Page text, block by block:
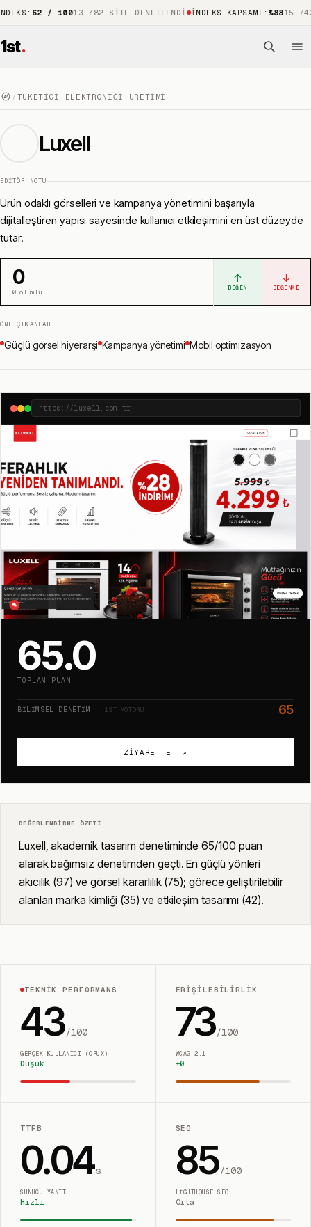
:62 / 100 13.782 SITE DENETLENDI İNDEKS KAPSAMI:%8815.743
1st.
/ TÜKETICI ELEKTRONIĞI ÜRETIMI
Luxell
EDITÖR NOTU
Ürün odaklı görselleri ve kampanya yönetimini başarıyla
dijitalleştiren yapısı sayesinde kullanıcı etkileşimini en üst düzeyde
tutar.
0
0olumlu
↑
BEĞEN
↓
BEĞENME
ÖNE ÇIKANLAR
Güçlü görsel hiyerarşi Kampanya yönetimi Mobil optimizasyon
https://luxell.com.tr
65.0
TOPLAM PUAN
BILIMSEL DENETIM · 1ST MOTORU 65
ZIYARET ET ↗
DEĞERLENDIRME ÖZETI
Luxell, akademik tasarım denetiminde 65/100 puan
alarak bağımsız denetimden geçti. En güçlü yönleri
akıcılık (97) ve görsel kararlılık (75); görece geliştirilebilir
alanları marka kimliği (35) ve etkileşim tasarımı (42).
TEKNIK PERFORMANS
43/100
GERÇEK KULLANICI (CRUX)
Düşük
ERIŞILEBILIRLIK
73/100
WCAG 2.1
+0
TTFB
0.04s
SUNUCU YANIT
Hızlı
SEO
85/100
LIGHTHOUSE SEO
Orta